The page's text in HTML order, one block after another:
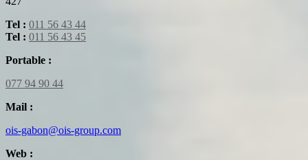
Tel : 011 56 43 44
Tel : 011 56 43 45
Portable :
077 94 90 44
Mail :
ois-gabon@ois-group.com
Web :